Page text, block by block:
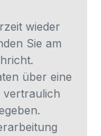
wieder
Sie am
über eine
vertraulich